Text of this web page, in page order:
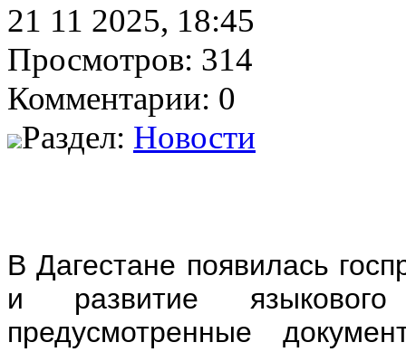
21 11 2025, 18:45
Просмотров: 314
Комментарии: 0
Раздел: Новости
В Дагестане появилась
и развитие
предусмотренные